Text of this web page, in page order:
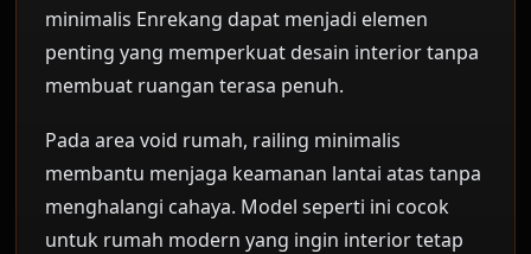
minimalis Enrekang dapat menjadi elemen
penting yang memperkuat desain interior tanpa
membuat ruangan terasa penuh.
Pada area void rumah, railing minimalis
membantu menjaga keamanan lantai atas tanpa
menghalangi cahaya. Model seperti ini cocok
untuk rumah modern yang ingin interior tetap